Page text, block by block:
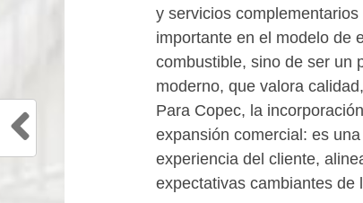
y servicios
importante en el modelo de
combustible, sino de ser un
moderno, que valora
Para Copec, la
expansión comercial: es
experiencia del cliente,
expectativas cambiantes de